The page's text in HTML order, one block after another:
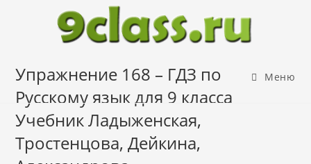
содержимому
Меню
Упражнение 168 – ГДЗ по
Русскому язык для 9 класса
Учебник Ладыженская,
Тростенцова, Дейкина,